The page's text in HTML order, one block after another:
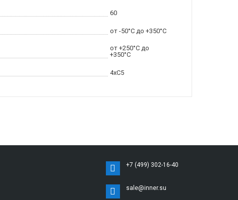
60
от -50°C до +350°C
от +250°C до
+350°C
4xC5
+7 (499) 302-16-40
sale@inner.su